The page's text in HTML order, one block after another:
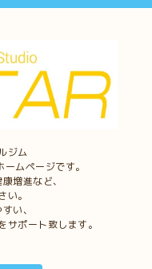
ジム
ムページです。
増進など、
い。
い、
サポート致します。